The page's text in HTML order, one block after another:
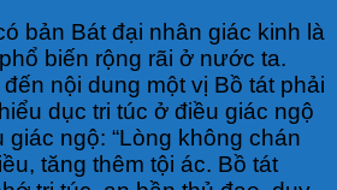
bản Bát đại nhân giác kinh là
biến rộng rãi ở nước ta.
nội dung một vị Bồ tát phải
dục tri túc ở điều giác ngộ
ngộ: “Lòng không chán
tăng thêm tội ác. Bồ tát